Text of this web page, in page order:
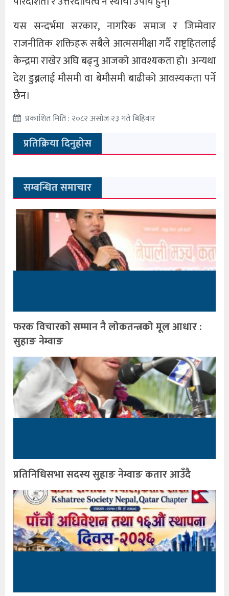
यस सन्दर्भमा सरकार, नागरिक समाज र जिम्मेवार
राजनीतिक शक्तिहरू सबैले आत्मसमीक्षा गर्दै राष्ट्रहितलाई
केन्द्रमा राखेर अघि बढ्नु आजको आवश्यकता हो। अन्यथा
देश डुब्नलाई मौसमी वा बेमौसमी बाढीको आवस्यकता पर्ने
छैन।
प्रकाशित मिति : २०८२ असोज २३ गते बिहिवार
प्रतिक्रिया दिनुहोस
सम्बन्धित समाचार
फरक विचारको सम्मान नै लोकतन्त्रको मूल आधार :
सुहाङ नेम्वाङ
प्रतिनिधिसभा सदस्य सुहाङ नेम्वाङ कतार आउँदै